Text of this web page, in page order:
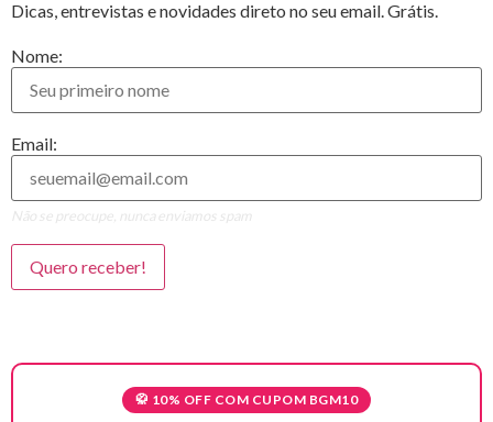
Dicas, entrevistas e novidades direto no seu email. Grátis.
Nome:
Email:
Não se preocupe, nunca enviamos spam
🥋 10% OFF COM CUPOM BGM10